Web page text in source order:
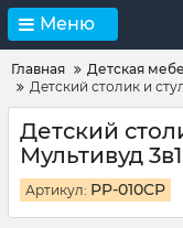
Меню
Главная Детская
Детский столик и
Детский
Мультивуд 3в1
Артикул: PP-010CP